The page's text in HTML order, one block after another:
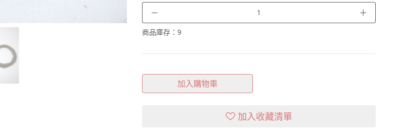
－ ＋
商品庫存： 9
加入購物車
加入收藏清單